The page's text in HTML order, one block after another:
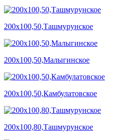
200х100,50,Ташмурунское
200х100,50,Малыгинское
200х100,50,Камбулатовское
200х100,80,Ташмурунское